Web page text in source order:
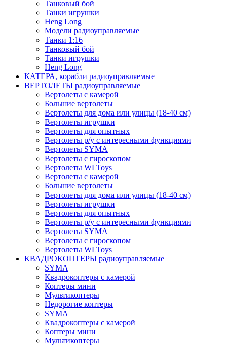
Танковый бой
Танки игрушки
Heng Long
Модели радиоуправляемые
Танки 1:16
Танковый бой
Танки игрушки
Heng Long
КАТЕРА, корабли радиоуправляемые
ВЕРТОЛЕТЫ радиоуправляемые
Вертолеты с камерой
Большие вертолеты
Вертолеты для дома или улицы (18-40 см)
Вертолеты игрушки
Вертолеты для опытных
Вертолеты р/у с интересными функциями
Вертолеты SYMA
Вертолеты с гироскопом
Вертолеты WLToys
Вертолеты с камерой
Большие вертолеты
Вертолеты для дома или улицы (18-40 см)
Вертолеты игрушки
Вертолеты для опытных
Вертолеты р/у с интересными функциями
Вертолеты SYMA
Вертолеты с гироскопом
Вертолеты WLToys
КВАДРОКОПТЕРЫ радиоуправляемые
SYMA
Квадрокоптеры с камерой
Коптеры мини
Мультикоптеры
Недорогие коптеры
SYMA
Квадрокоптеры с камерой
Коптеры мини
Мультикоптеры